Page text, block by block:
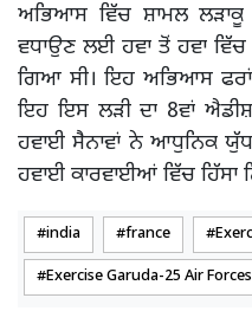
ਅਭਿਆਸ ਵਿੱਚ ਸ਼ਾਮਲ
ਵਧਾਉਣ ਲਈ ਹਵਾ ਤੋਂ ਹਵਾ ਵਿੱਚ
ਗਿਆ ਸੀ। ਇਹ ਅਭਿਆਸ
ਇਹ ਇਸ ਲੜੀ ਦਾ 8ਵਾਂ
ਹਵਾਈ ਸੈਨਾਵਾਂ ਨੇ ਆਧੁਨਿਕ
ਹਵਾਈ ਕਾਰਵਾਈਆਂ ਵਿੱਚ
india france
Exercise Garuda-25 Air Forces